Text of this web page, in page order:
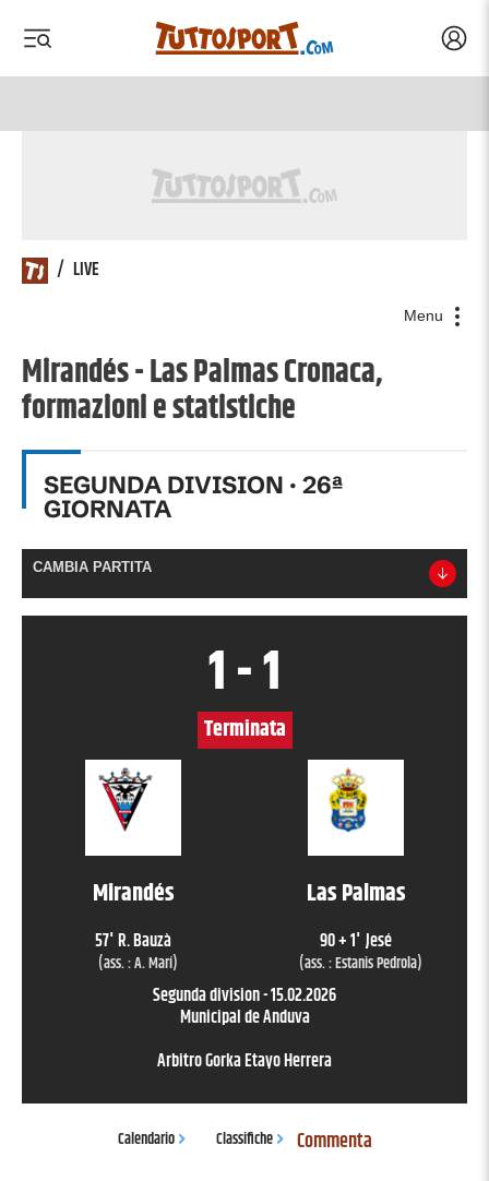
/ LIVE
Menu
Mirandés - Las Palmas Cronaca,
formazioni e statistiche
SEGUNDA DIVISION · 26ª
GIORNATA
CAMBIA PARTITA
Mirandés
57' R. Bauzà
(ass. :A. Marí)
Las Palmas
90 + 1' Jesé
(ass. :Estanis Pedrola)
1-1
Terminata
Segunda division-15.02.2026
Municipal de Anduva
ArbitroGorka Etayo Herrera
Calendario Classifiche Commenta